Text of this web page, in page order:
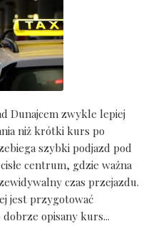
Dunajcem zwykle lepiej
niż krótki kurs po
szybki podjazd pod
centrum, gdzie ważna
czas przejazdu.
jest przygotować
opisany kurs...